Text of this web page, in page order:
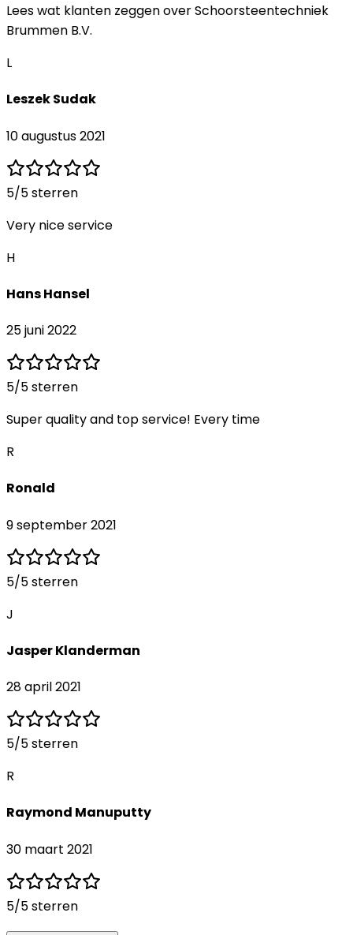
Lees wat klanten zeggen overSchoorsteentechniek
Brummen B.V.
L
Leszek Sudak
10 augustus 2021
5/5 sterren
Very nice service
H
Hans Hansel
25 juni 2022
5/5 sterren
Super quality and top service! Every time
R
Ronald
9 september 2021
5/5 sterren
J
Jasper Klanderman
28 april 2021
5/5 sterren
R
Raymond Manuputty
30 maart 2021
5/5 sterren